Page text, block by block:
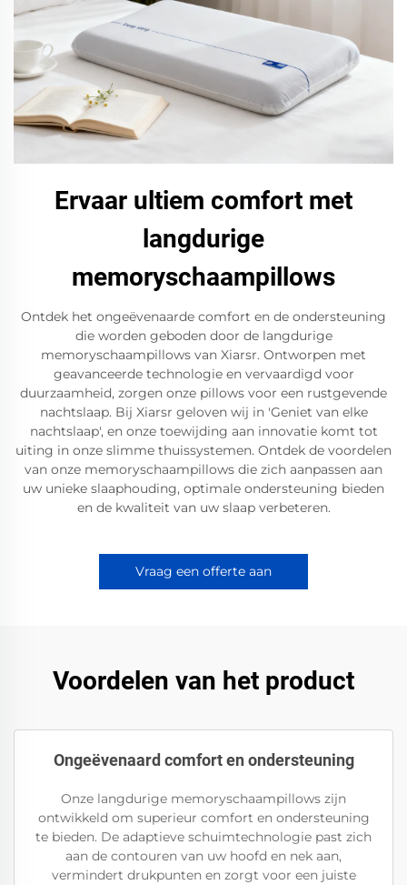
Ervaar ultiem comfort met
langdurige
memoryschaampillows
Ontdek het ongeëvenaarde comfort en de ondersteuning
die worden geboden door de langdurige
memoryschaampillows van Xiarsr. Ontworpen met
geavanceerde technologie en vervaardigd voor
duurzaamheid, zorgen onze pillows voor een rustgevende
nachtslaap. Bij Xiarsr geloven wij in 'Geniet van elke
nachtslaap', en onze toewijding aan innovatie komt tot
uiting in onze slimme thuissystemen. Ontdek de voordelen
van onze memoryschaampillows die zich aanpassen aan
uw unieke slaaphouding, optimale ondersteuning bieden
en de kwaliteit van uw slaap verbeteren.
Vraag een offerte aan
Voordelen van het product
Ongeëvenaard comfort en ondersteuning
Onze langdurige memoryschaampillows zijn
ontwikkeld om superieur comfort en ondersteuning
te bieden. De adaptieve schuimtechnologie past zich
aan de contouren van uw hoofd en nek aan,
vermindert drukpunten en zorgt voor een juiste